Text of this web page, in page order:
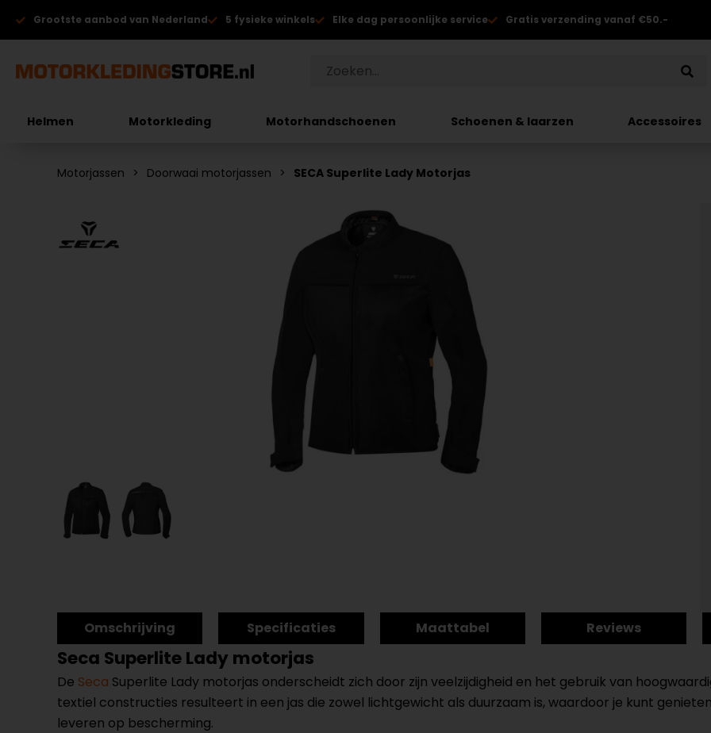
Grootste aanbod van Nederland 5 fysieke winkels Elke dag persoonlijke service Gratis verzending vanaf €50.-
Helmen Motorkleding Motorhandschoenen Schoenen & laarzen Accessoires
Motorjassen Doorwaai motorjassen SECA Superlite Lady Motorjas
Omschrijving Specificaties Maattabel Reviews
Seca Superlite Lady motorjas
De Seca Superlite Lady motorjas onderscheidt zich door zijn veelzijdigheid en het gebruik van
textiel constructies resulteert in een jas die zowel lichtgewicht als duurzaam is, waardoor je kunt
leveren op bescherming.